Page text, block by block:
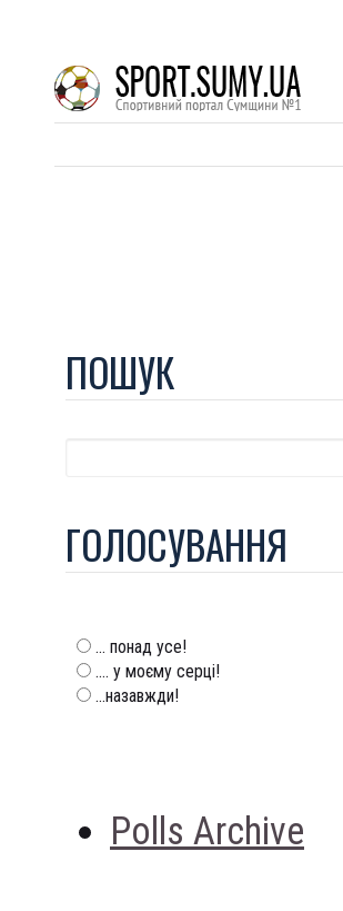
ПОШУК
ГОЛОСУВАННЯ
... понад усе!
.... у моєму серці!
...назавжди!
Polls Archive